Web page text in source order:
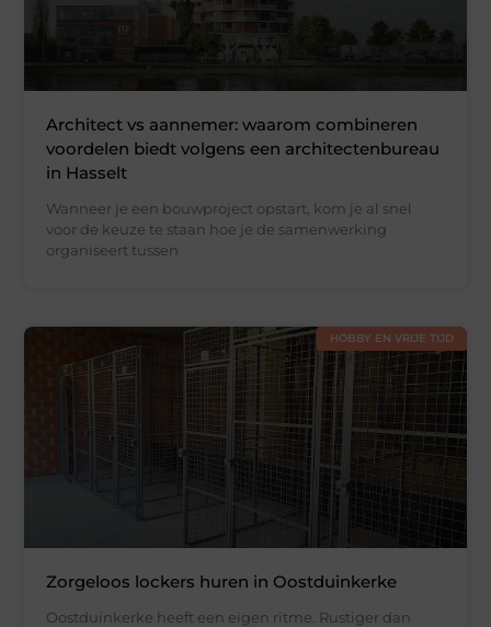
Architect vs aannemer: waarom combineren
voordelen biedt volgens een architectenbureau
in Hasselt
Wanneer je een bouwproject opstart, kom je al snel
voor de keuze te staan hoe je de samenwerking
organiseert tussen
HOBBY EN VRIJE TIJD
Zorgeloos lockers huren in Oostduinkerke
Oostduinkerke heeft een eigen ritme. Rustiger dan